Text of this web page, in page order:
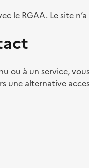
le RGAA. Le site
ou à un service,
une alternative